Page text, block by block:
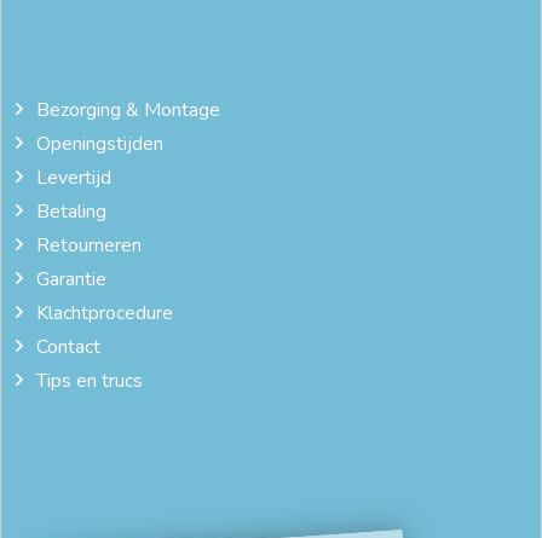
Bezorging & Montage
Openingstijden
Levertijd
Betaling
Retourneren
Garantie
Klachtprocedure
Contact
Tips en trucs